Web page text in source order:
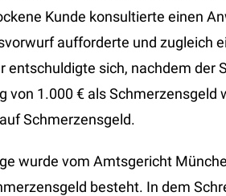
Kunde konsultierte einen
aufforderte und zugleich
entschuldigte sich, nachdem der
von 1.000 € als
Schmerzensgeld.
wurde vom Amtsgericht
besteht. In dem